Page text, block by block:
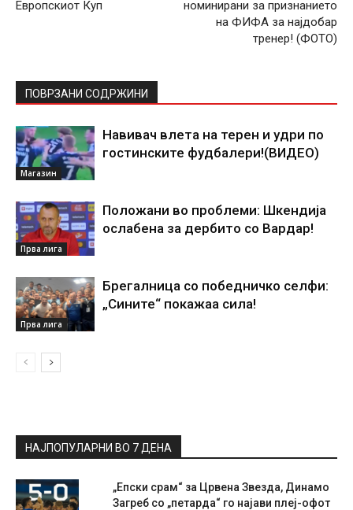
Европскиот Куп
номинирани за признанието
на ФИФА за најдобар
тренер! (ФОТО)
ПОВРЗАНИ СОДРЖИНИ
Магазин
Навивач влета на терен и удри по
гостинските фудбалери!(ВИДЕО)
Прва лига
Положани во проблеми: Шкендија
ослабена за дербито со Вардар!
Прва лига
Брегалница со победничко селфи:
„Сините“ покажаа сила!
НАЈПОПУЛАРНИ ВО 7 ДЕНА
„Епски срам“ за Црвена Звезда, Динамо
Загреб со „петарда“ го најави плеј-офот